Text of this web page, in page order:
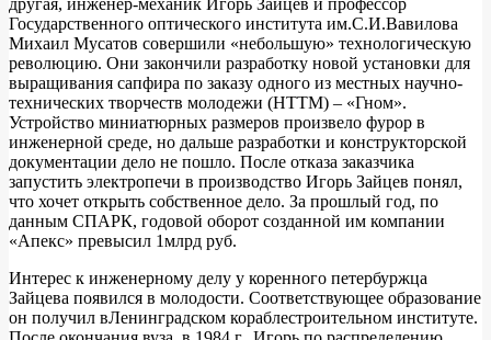
другая, инженер-механик Игорь Зайцев и профессор
Государственного оптического института им.С.И.Вавилова
Михаил Мусатов совершили «небольшую» технологическую
революцию. Они закончили разработку новой установки для
выращивания сапфира по заказу одного из местных научно-
технических творчеств молодежи (НТТМ) – «Гном».
Устройство миниатюрных размеров произвело фурор в
инженерной среде, но дальше разработки и конструкторской
документации дело не пошло. После отказа заказчика
запустить электропечи в производство Игорь Зайцев понял,
что хочет открыть собственное дело. За прошлый год, по
данным СПАРК, годовой оборот созданной им компании
«Апекс» превысил 1млрд руб.
Интерес к инженерному делу у коренного петербуржца
Зайцева появился в молодости. Соответствующее образование
он получил вЛенинградском кораблестроительном институте.